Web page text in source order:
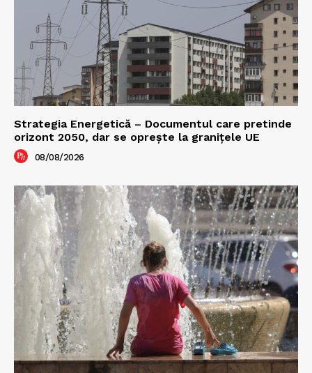
Strategia Energetică – Documentul care pretinde
orizont 2050, dar se oprește la granițele UE
08/08/2026